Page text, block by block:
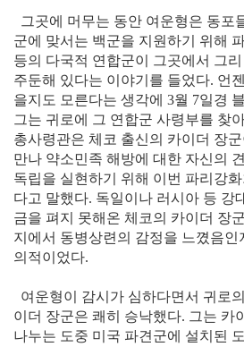
그곳에 머무는 동안 여운형은 동포
군에 맞서는 백군을 지원하기 위해
등의 다국적 연합군이 그곳에서 그
주둔해 있다는 이야기를 들었다. 언
을지도 모른다는 생각에 3월 7일경
그는 귀로에 그 연합군 사령부를 찾
총사령관은 체코 출신의 카이더 장
만나 약소민족 해방에 대한 자신의
독립을 실현하기 위해 이번 파리강
다고 말했다. 독일이나 러시아 등 강
금을 펴지 못해온 체코의 카이더 장
지에서 동병상련의 감정을 느꼈음인
의적이었다.
여운형이 감시가 심하다면서 귀로
이더 장군은 쾌히 승낙했다. 그는 카
나누는 도중 미국 파견군에 설치된